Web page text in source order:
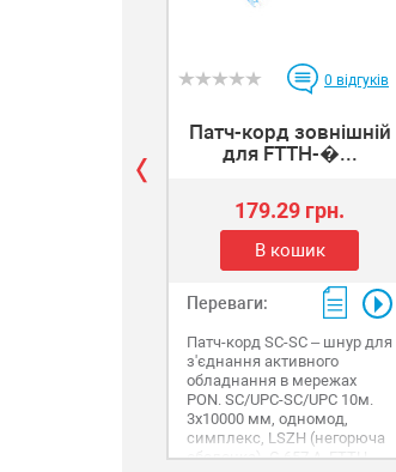
0 відгуків
Патч-корд зовнішній
для FTTH-�...
179.29 грн.
В кошик
Переваги:
Патч-корд SC-SC – шнур для
з'єднання активного
обладнання в мережах
PON. SC/UPC-SC/UPC 10м.
3х10000 мм, одномод,
симплекс, LSZH (негорюча
оболонка), G.657.A, FTTH,